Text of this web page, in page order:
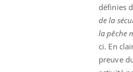
définies
de la
la pêche
ci. En
preuve
?